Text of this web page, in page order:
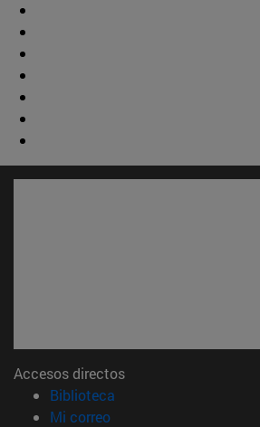
Accesos directos
Biblioteca
Mi correo(abre en nueva ventana)